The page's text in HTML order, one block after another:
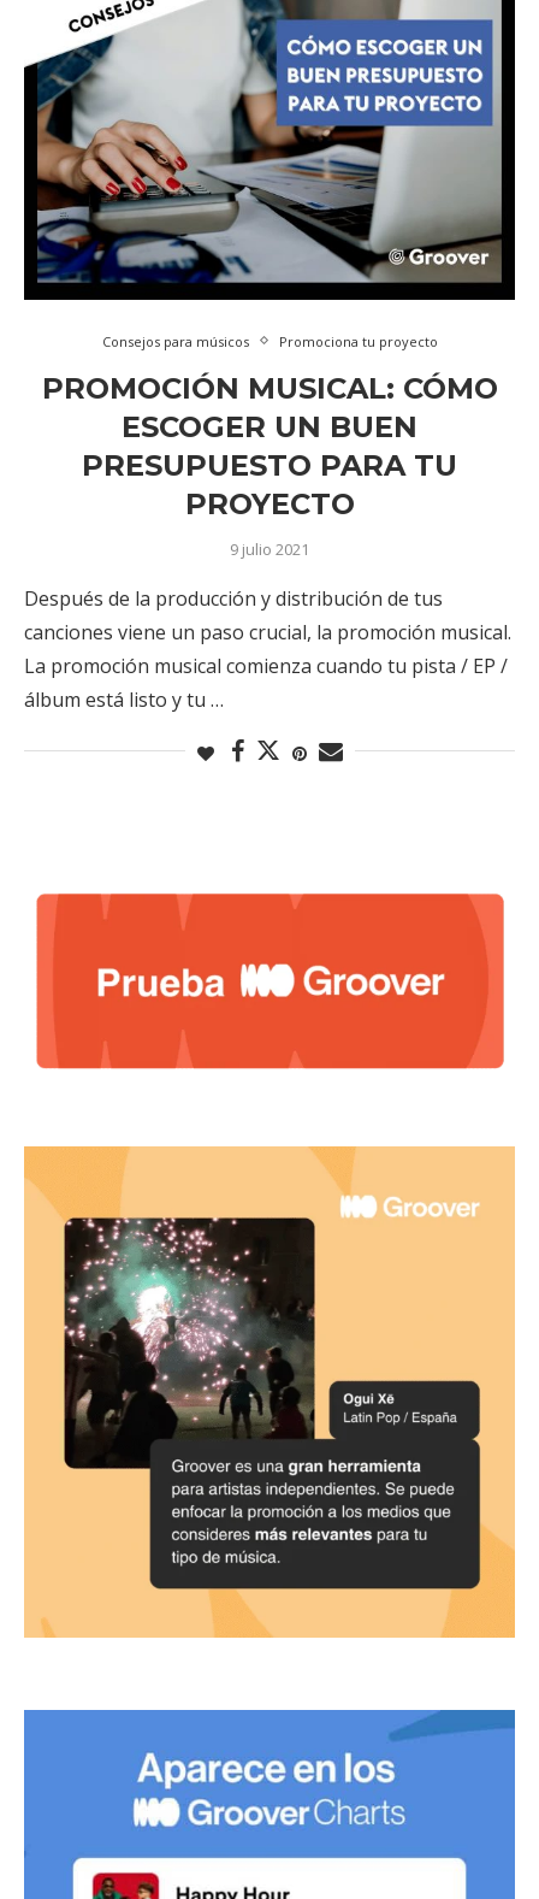
Consejos para músicos Promociona tu proyecto
PROMOCIÓN MUSICAL: CÓMO
ESCOGER UN BUEN
PRESUPUESTO PARA TU
PROYECTO
9 julio 2021
Después de la producción y distribución de tus
canciones viene un paso crucial, la promoción musical.
La promoción musical comienza cuando tu pista / EP /
álbum está listo y tu …